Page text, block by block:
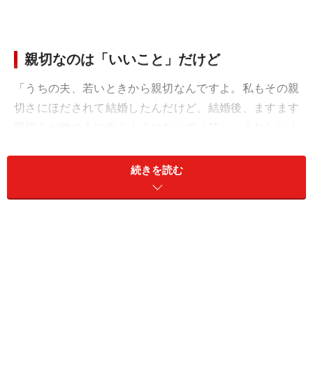
親切なのは「いいこと」だけど
「うちの夫、若いときから親切なんですよ。私もその親
切さにほだされて結婚したんだけど、結婚後、ますます
苦笑いしながらそう言うのは、アツコさん（39歳）だ。
続きを読む